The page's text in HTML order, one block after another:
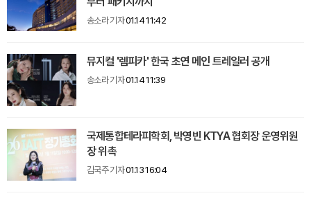
송소라 기자01.14 11:42
뮤지컬 '렘피카' 한국 초연 메인 트레일러 공개
송소라 기자01.14 11:39
국제통합테라피학회, 박영빈 KTYA 협회장 운영위원
장 위촉
김국주 기자01.13 16:04